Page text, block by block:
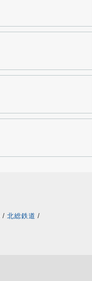
/ 北総鉄道 /